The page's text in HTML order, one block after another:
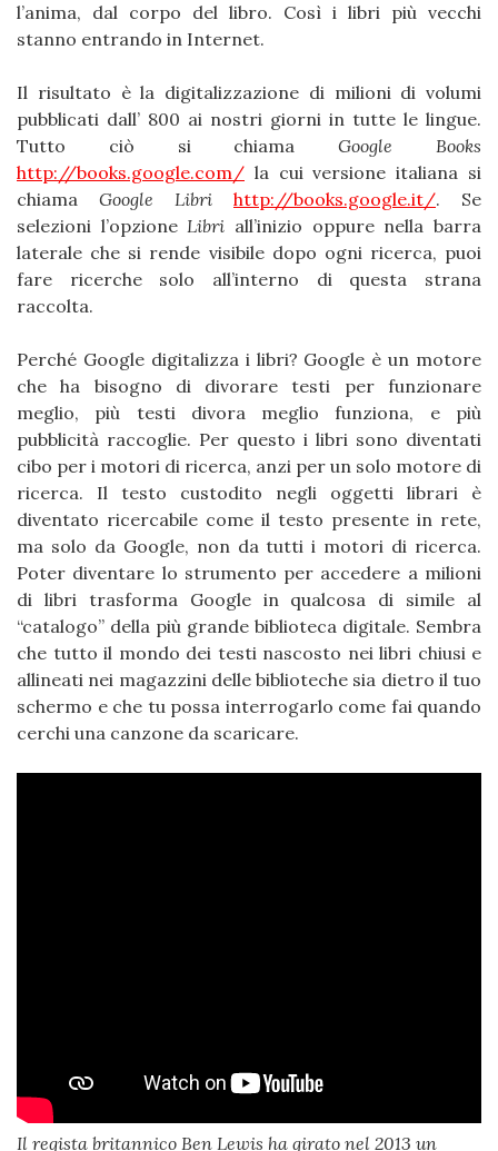
l’anima, dal corpo del libro. Così i libri più vecchi
stanno entrando in Internet.
Il risultato è la digitalizzazione di milioni di volumi
pubblicati dall’ 800 ai nostri giorni in tutte le lingue.
Tutto ciò si chiamaGoogle Books
http://books.google.com/ la cui versione italiana si
chiama Google Libri http://books.google.it/. Se
selezioni l’opzioneLibri all’inizio oppure nella barra
laterale che si rende visibile dopo ogni ricerca, puoi
fare ricerche solo all’interno di questa strana
raccolta.
Perché Google digitalizza i libri? Google è un motore
che ha bisogno di divorare testi per funzionare
meglio, più testi divora meglio funziona, e più
pubblicità raccoglie. Per questo i libri sono diventati
cibo per i motori di ricerca, anzi per un solo motore di
ricerca. Il testo custodito negli oggetti librari è
diventato ricercabile come il testo presente in rete,
ma solo da Google, non da tutti i motori di ricerca.
Poter diventare lo strumento per accedere a milioni
di libri trasforma Google in qualcosa di simile al
“catalogo” della più grande biblioteca digitale. Sembra
che tutto il mondo dei testi nascosto nei libri chiusi e
allineati nei magazzini delle biblioteche sia dietro il tuo
schermo e che tu possa interrogarlo come fai quando
cerchi una canzone da scaricare.
Il regista britannico Ben Lewis ha girato nel 2013 un